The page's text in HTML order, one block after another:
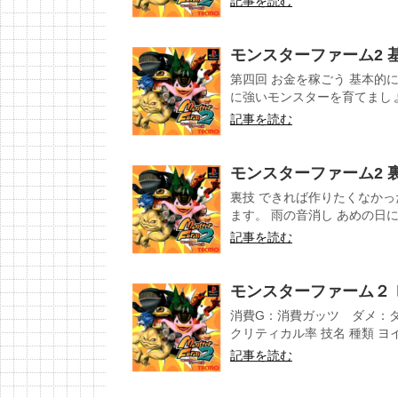
モンスターファーム2
第四回 お金を稼ごう 基本的
に強いモンスターを育てまし
記事を読む
モンスターファーム2
裏技 できれば作りたくなか
ます。 雨の音消し あめの日
記事を読む
モンスターファーム２
消費G：消費ガッツ ダメ：
クリティカル率 技名 種類 ヨ
記事を読む